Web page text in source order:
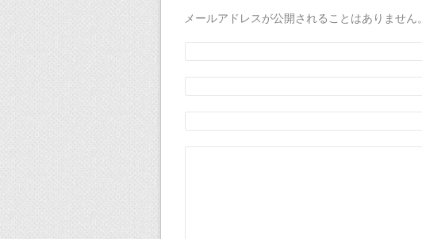
メールアドレスが公開されることはありません。